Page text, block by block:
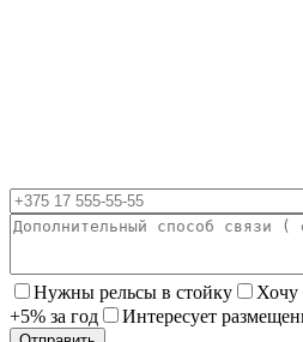
Нужны рельсы в стойку
Хочу
+5% за год
Интересует